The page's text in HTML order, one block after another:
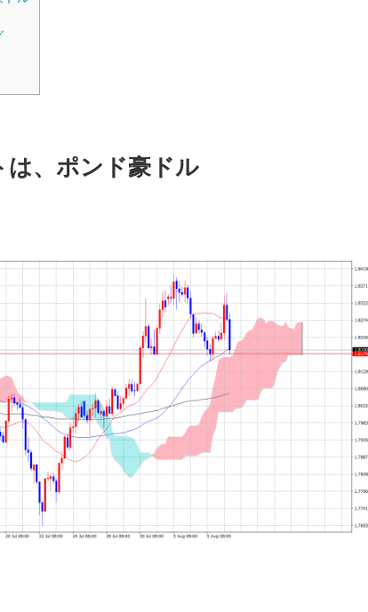
、ポンド豪ドル